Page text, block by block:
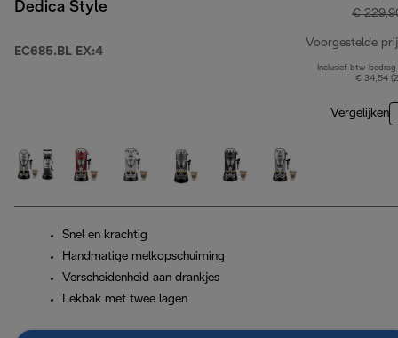
Dedica Style
EC685.BL EX:4
€
Voorgestelde
Inclusief btw-bedrag
€ 34,54
Vergelijken
Snel en krachtig
Handmatige melkopschuiming
Verscheidenheid aan drankjes
Lekbak met twee lagen